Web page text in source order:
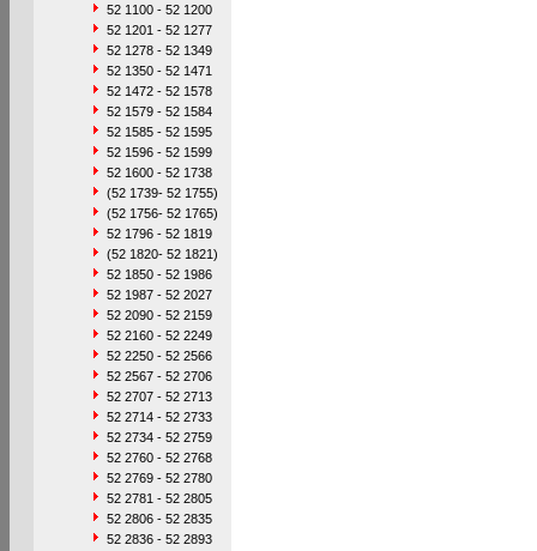
52 1100 - 52 1200
52 1201 - 52 1277
52 1278 - 52 1349
52 1350 - 52 1471
52 1472 - 52 1578
52 1579 - 52 1584
52 1585 - 52 1595
52 1596 - 52 1599
52 1600 - 52 1738
(52 1739- 52 1755)
(52 1756- 52 1765)
52 1796 - 52 1819
(52 1820- 52 1821)
52 1850 - 52 1986
52 1987 - 52 2027
52 2090 - 52 2159
52 2160 - 52 2249
52 2250 - 52 2566
52 2567 - 52 2706
52 2707 - 52 2713
52 2714 - 52 2733
52 2734 - 52 2759
52 2760 - 52 2768
52 2769 - 52 2780
52 2781 - 52 2805
52 2806 - 52 2835
52 2836 - 52 2893